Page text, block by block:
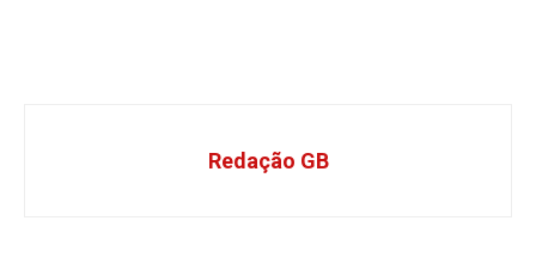
Redação GB